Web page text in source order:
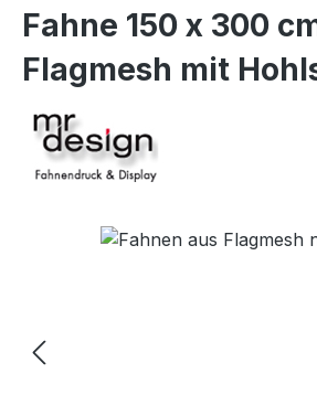
Fahne 150 x 300
Flagmesh mit
Bildergalerie überspringen